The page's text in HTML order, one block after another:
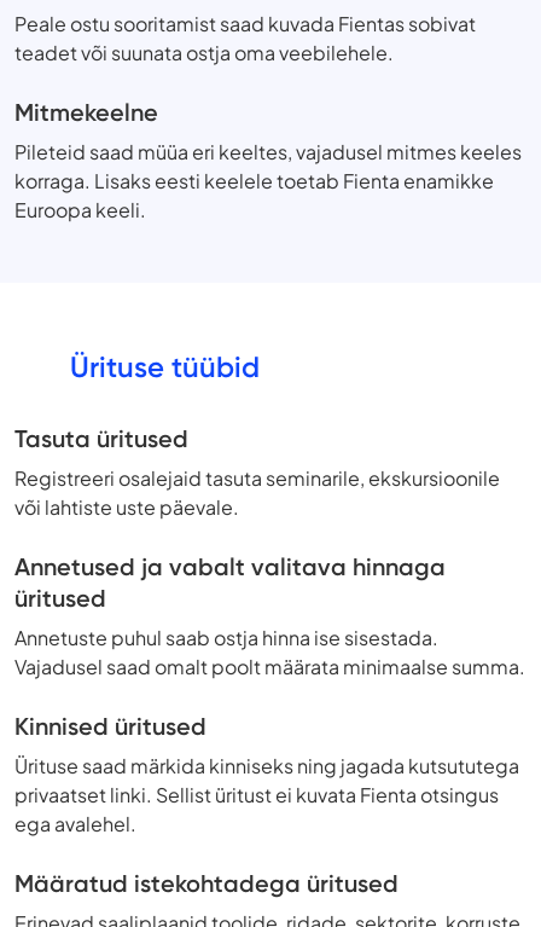
Peale ostu sooritamist saad kuvada Fientas sobivat
teadet või suunata ostja oma veebilehele.
Mitmekeelne
Pileteid saad müüa eri keeltes, vajadusel mitmes keeles
korraga. Lisaks eesti keelele toetab Fienta enamikke
Euroopa keeli.
Ürituse tüübid
Tasuta üritused
Registreeri osalejaid tasuta seminarile, ekskursioonile
või lahtiste uste päevale.
Annetused ja vabalt valitava hinnaga
üritused
Annetuste puhul saab ostja hinna ise sisestada.
Vajadusel saad omalt poolt määrata minimaalse summa.
Kinnised üritused
Ürituse saad märkida kinniseks ning jagada kutsututega
privaatset linki. Sellist üritust ei kuvata Fienta otsingus
ega avalehel.
Määratud istekohtadega üritused